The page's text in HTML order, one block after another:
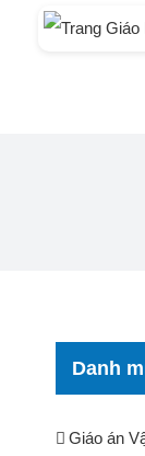
Danh
Giáo án